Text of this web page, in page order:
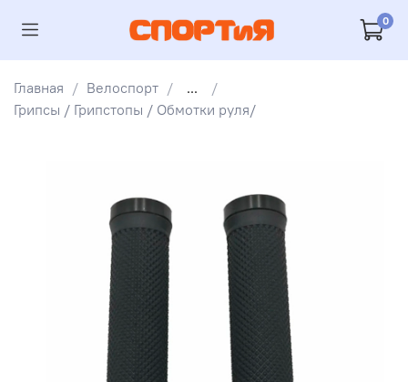
0
Главная Велоспорт
...
Грипсы / Грипстопы / Обмотки руля/